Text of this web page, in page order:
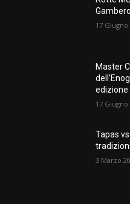
17 Giugno
Master
edizione
17 Giugno
Tapas
3 Marzo